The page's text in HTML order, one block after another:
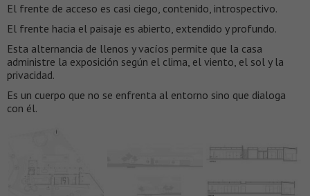
El frente de acceso es casi ciego, contenido, introspectivo.
El frente hacia el paisaje es abierto, extendido y profundo.
Esta alternancia de llenos y vacíos permite que la casa
administre la exposición según el clima, el viento, el sol y la
privacidad.
Es un cuerpo que no se enfrenta al entorno sino que dialoga
con él.